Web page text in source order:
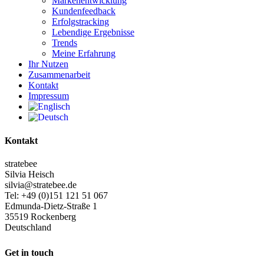
Kundenfeedback
Erfolgstracking
Lebendige Ergebnisse
Trends
Meine Erfahrung
Ihr Nutzen
Zusammenarbeit
Kontakt
Impressum
Kontakt
stratebee
Silvia Heisch
silvia@stratebee.de
Tel: +49 (0)151 121 51 067
Edmunda-Dietz-Straße 1
35519 Rockenberg
Deutschland
Get in touch